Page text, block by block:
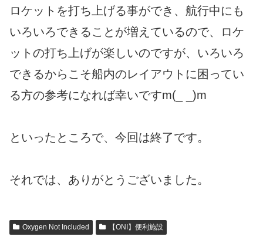
ロケットを打ち上げる事ができ、航行中にも
いろいろできることが増えているので、ロケ
ットの打ち上げが楽しいのですが、いろいろ
できるからこそ船内のレイアウトに困ってい
る方の参考になれば幸いですm(_ _)m
といったところで、今回は終了です。
それでは、ありがとうございました。
Oxygen Not Included 【ONI】便利施設